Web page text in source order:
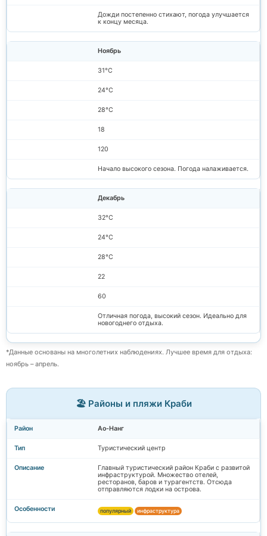
Дожди постепенно стихают, погода улучшается
к концу месяца.
Ноябрь
31°C
24°C
28°C
18
120
Начало высокого сезона. Погода налаживается.
Декабрь
32°C
24°C
28°C
22
60
Отличная погода, высокий сезон. Идеально для
новогоднего отдыха.
*Данные основаны на многолетних наблюдениях. Лучшее время для отдыха:
ноябрь – апрель.
🏖️ Районы и пляжи Краби
Ао-Нанг
Туристический центр
Главный туристический район Краби с развитой
инфраструктурой. Множество отелей,
ресторанов, баров и турагентств. Отсюда
отправляются лодки на острова.
популярный инфраструктура